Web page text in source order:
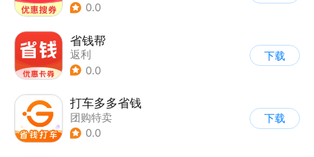
0.0
省钱帮
返利
0.0
下载
打车多多省钱
团购特卖
0.0
下载